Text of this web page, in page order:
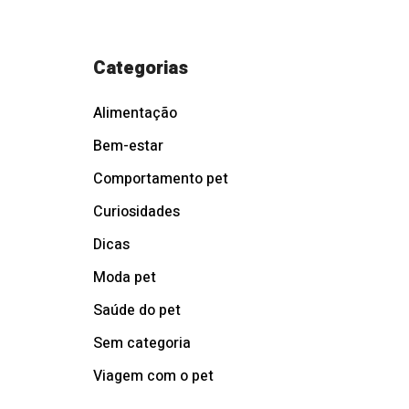
Categorias
Alimentação
Bem-estar
Comportamento pet
Curiosidades
Dicas
Moda pet
Saúde do pet
Sem categoria
Viagem com o pet